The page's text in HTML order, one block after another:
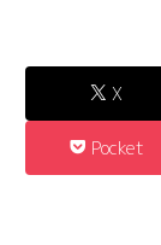
X
Pocket